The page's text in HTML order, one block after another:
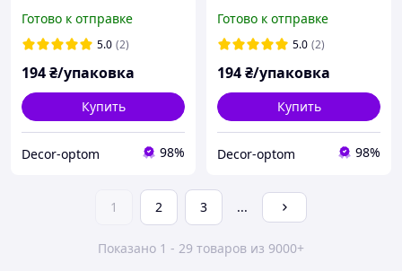
упаковка 20 шт #07
Готово к отправке
5.0 (2)
194₴/упаковка
Купить
Decor-optom 98%
#012
Готово к отправке
5.0 (2)
194₴/упаковка
Купить
Decor-optom 98%
1 2 3 ...
Показано 1 - 29 товаров из 9000+